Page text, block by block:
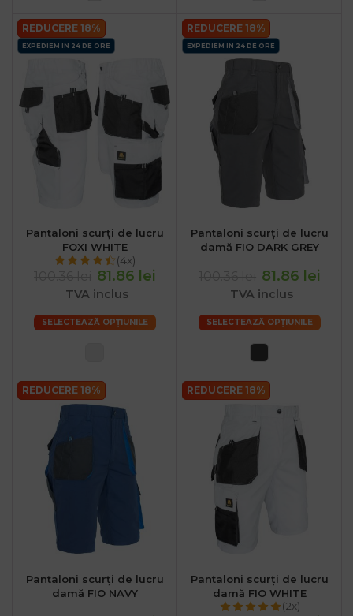
REDUCERE 18%
EXPEDIEM IN 24 DE ORE
Pantaloni scurți de lucru
FOXI WHITE
(4x)
81.86 lei
TVA inclus
SELECTEAZĂ OPȚIUNILE
REDUCERE 18%
EXPEDIEM IN 24 DE ORE
Pantaloni scurți de lucru
damă FIO DARK GREY
81.86 lei
TVA inclus
SELECTEAZĂ OPȚIUNILE
REDUCERE 18%
Pantaloni scurți de lucru
damă FIO NAVY
REDUCERE 18%
Pantaloni scurți de lucru
damă FIO WHITE
(2x)